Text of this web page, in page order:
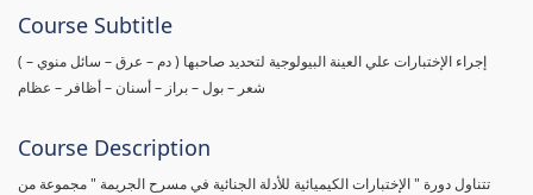
Course Subtitle
( إجراء الإختبارات علي العينة البيولوجية لتحديد صاحبها ( دم – عرق – سائل منوي –
شعر – بول – براز – أسنان – أظافر – عظام
Course Description
تتناول دورة " الإختبارات الكيميائية للأدلة الجنائية في مسرح الجريمة " مجموعة من